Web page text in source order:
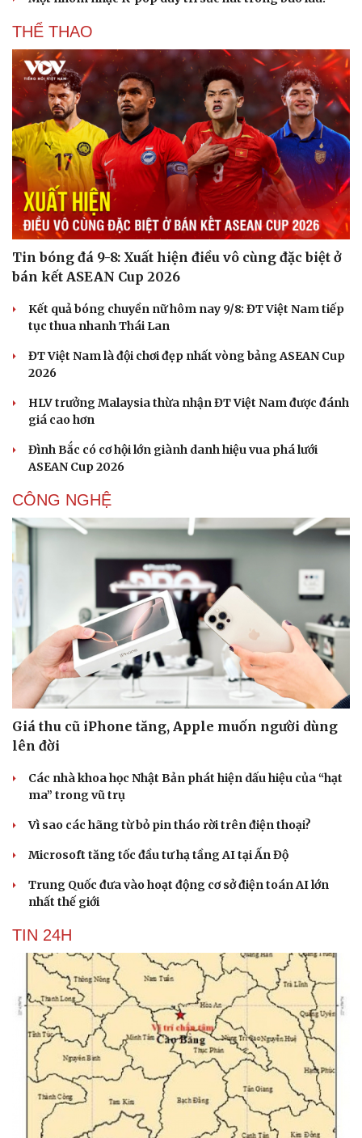
Du lịch
Tư vấn
check-in
Podcast
Cửa sổ tình yêu
THỂ THAO
Tin bóng đá 9-8: Xuất hiện điều vô cùng đặc biệt ở
bán kết ASEAN Cup 2026
Kết quả bóng chuyền nữ hôm nay 9/8: ĐT Việt Nam tiếp
tục thua nhanh Thái Lan
ĐT Việt Nam là đội chơi đẹp nhất vòng bảng ASEAN Cup
2026
HLV trưởng Malaysia thừa nhận ĐT Việt Nam được đánh
giá cao hơn
Đình Bắc có cơ hội lớn giành danh hiệu vua phá lưới
ASEAN Cup 2026
CÔNG NGHỆ
Giá thu cũ iPhone tăng, Apple muốn người dùng
lên đời
Các nhà khoa học Nhật Bản phát hiện dấu hiệu của “hạt
ma” trong vũ trụ
Vì sao các hãng từ bỏ pin tháo rời trên điện thoại?
Microsoft tăng tốc đầu tư hạ tầng AI tại Ấn Độ
Trung Quốc đưa vào hoạt động cơ sở điện toán AI lớn
nhất thế giới
TIN 24H